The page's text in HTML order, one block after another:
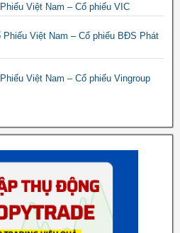
Việt Nam – Cổ phiếu VIC
Việt Nam – Cổ phiếu BĐS Phát
Việt Nam – Cổ phiếu Vingroup